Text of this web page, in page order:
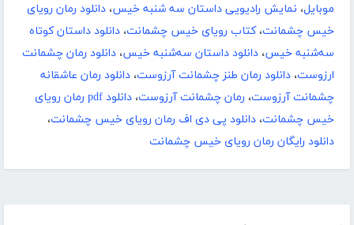
موبایل، نمایش رادیویی داستان سه شنبه خیس، دانلود رمان رویای
خیس چشمانت،کتاب رویای خیس چشمانت، دانلود داستان کوتاه
سه‌شنبه خیس، دانلود داستان سه‌شنبه خیس، دانلود رمان چشمانت
ارزوست، دانلود رمان طنز چشمانت آرزوست، دانلود رمان عاشقانه
چشمانت آرزوست، رمان چشمانت آرزوست،
دانلود pdf رمان رویای
خیس چشمانت، دانلود پی دی اف رمان رویای خیس چشمانت،
دانلود رایگان رمان رویای خیس چشمانت